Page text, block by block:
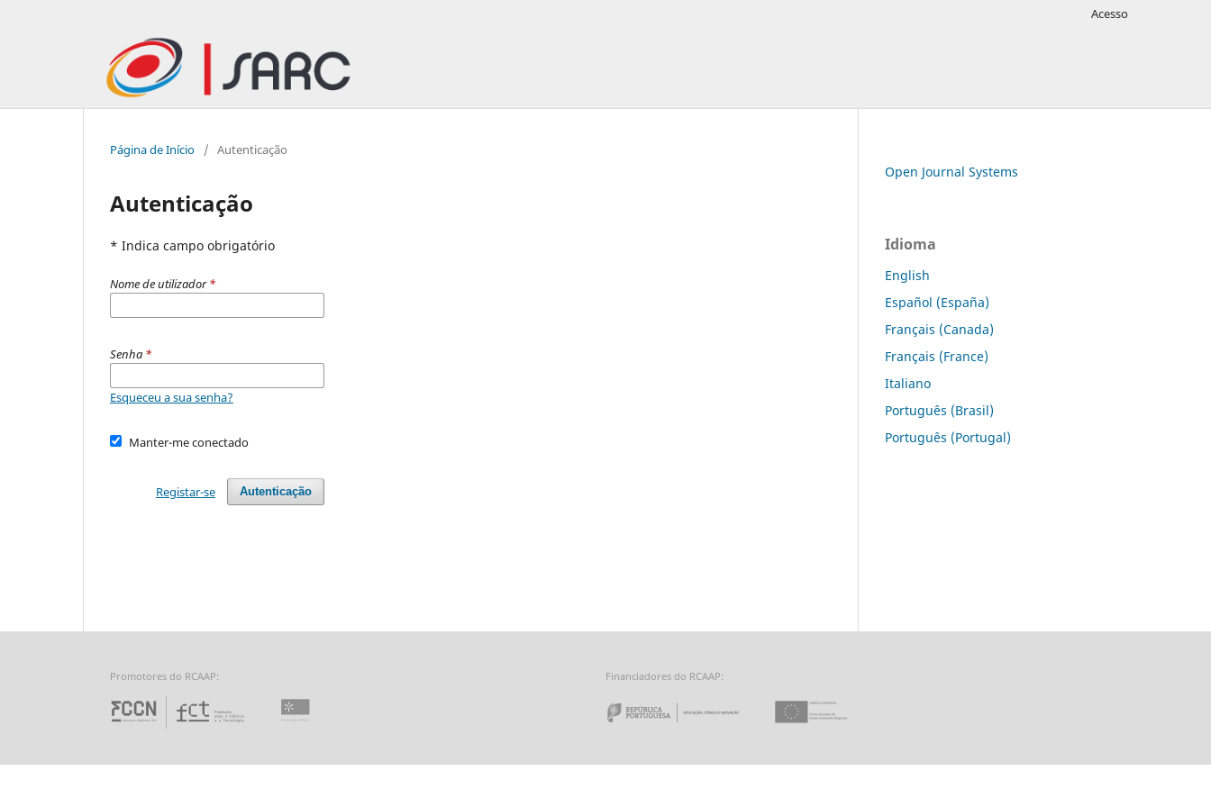
Acesso
Página de Início / Autenticação
Autenticação
* Indica campo obrigatório
Nome de utilizador*
Senha *
Esqueceu a sua senha?
Manter-me conectado
Autenticação
Registar-se
Open Journal Systems
Idioma
English
Español (España)
Français (Canada)
Français (France)
Italiano
Português (Brasil)
Português (Portugal)
Promotores do RCAAP:
Fundação para a Ciência e a Tecnologia - Fundação para a Computação Científica Nacional
Financiadores do RCAAP:
República Portuguesa · Ministério da Ciência, Tecnologia e Ensino